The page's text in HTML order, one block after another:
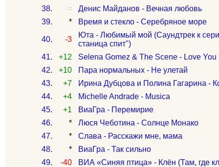
38. =
Денис Майданов - Вечная любовь
39. * Время и стекло - Серебряное море
40. -3
Юта - Любимый мой (Саундтрек к
станица спит")
41. +12
Selena Gomez & The Scene - Love
42. +10
Пара нормальных - Не улетай
43. +7
Ирина Дубцова и Полина Гагарина -
44. +4
Michelle Andrade - Musica
45. +1
ВиаГра - Перемирие
46. *
Люся Чеботина - Солнце Монако
47. *
Слава - Расскажи мне, мама
48. *
ВиаГра - Так сильно
49. -40
ВИА «Синяя птица» - Клён (Там, где